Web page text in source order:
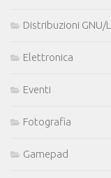
Distribuzioni GNU/
Elettronica
Eventi
Fotografia
Gamepad